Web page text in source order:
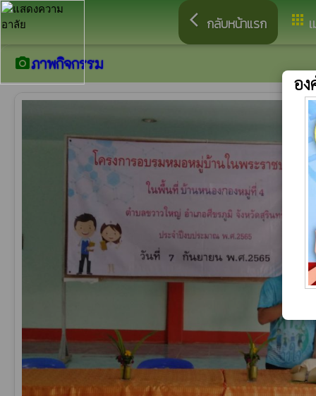
arrow_back_ios กลับหน้าแรก apps
camera_altภาพกิจกรรม
อ